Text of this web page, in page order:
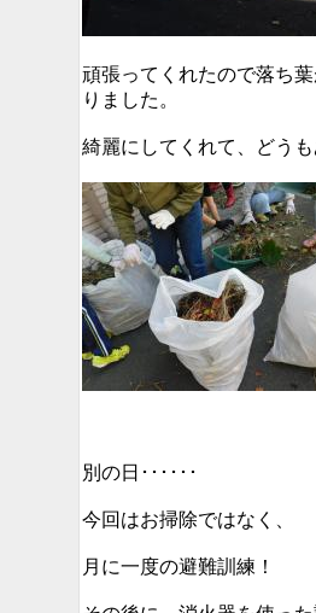
頑張ってくれたので落ち
りました。
綺麗にしてくれて、どうも
別の日･･････
今回はお掃除ではなく、
月に一度の避難訓練！